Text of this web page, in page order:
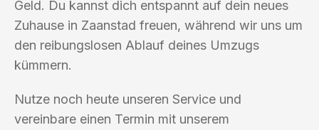
Geld. Du kannst dich entspannt auf dein neues
Zuhause in Zaanstad freuen, während wir uns um
den reibungslosen Ablauf deines Umzugs
kümmern.
Nutze noch heute unseren Service und
vereinbare einen Termin mit unserem